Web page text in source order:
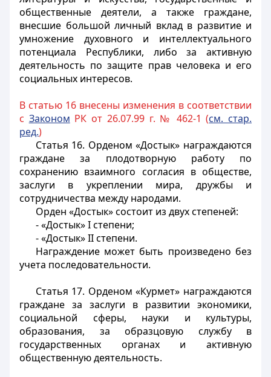
общественные деятели, а также граждане,
внесшие большой личный вклад в развитие и
умножение духовного и интеллектуального
потенциала Республики, либо за активную
деятельность по защите прав человека и его
социальных интересов.
В статью 16 внесены изменения в соответствии
с Законом РК от 26.07.99 г. № 462-1 (см. стар.
ред.)
Статья 16. Орденом «Достык» награждаются
граждане за плодотворную работу по
сохранению взаимного согласия в обществе,
заслуги в укреплении мира, дружбы и
сотрудничества между народами.
Орден «Достык» состоит из двух степеней:
- «Достык» I степени;
- «Достык» II степени.
Награждение может быть произведено без
учета последовательности.
Статья 17. Орденом «Курмет» награждаются
граждане за заслуги в развитии экономики,
социальной сферы, науки и культуры,
образования, за образцовую службу в
государственных органах и активную
общественную деятельность.